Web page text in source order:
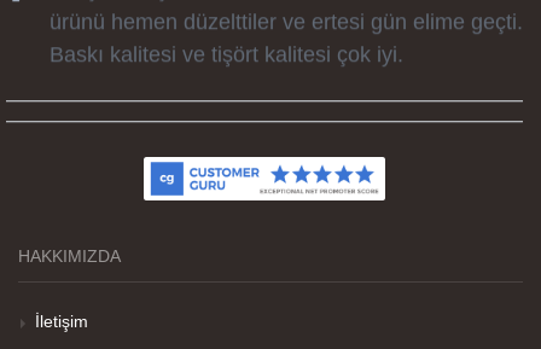
ürünü hemen düzelttiler ve ertesi gün elime geçti.
Baskı kalitesi ve tişört kalitesi çok iyi.
Kumaş kalitesi ve basım harika.
Teşekkürler
HAKKIMIZDA
İletişim